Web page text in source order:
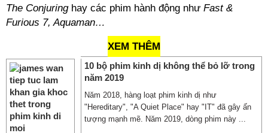
The Conjuring hay các phim hành động như Fast &
Furious 7, Aquaman…
XEM THÊM
10 bộ phim kinh dị không thể bỏ lỡ trong
năm 2019
Năm 2018, hàng loạt phim kinh dị như
"Hereditary", "A Quiet Place" hay "IT" đã gây ấn
tượng mạnh mẽ. Năm 2019, dòng phim này ...